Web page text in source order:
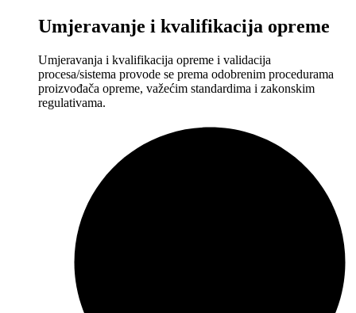
Umjeravanje i kvalifikacija opreme
Umjeravanja i kvalifikacija opreme i validacija
procesa/sistema provode se prema odobrenim procedurama
proizvođača opreme, važećim standardima i zakonskim
regulativama.